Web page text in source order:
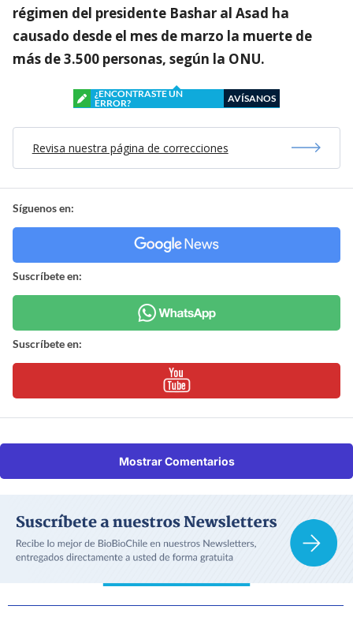
régimen del presidente Bashar al Asad ha
causado desde el mes de marzo la muerte de
más de 3.500 personas, según la ONU.
¿ENCONTRASTE UN
ERROR?
AVÍSANOS
Revisa nuestra página de correcciones
Síguenos en:
Suscríbete en:
Suscríbete en:
Mostrar Comentarios